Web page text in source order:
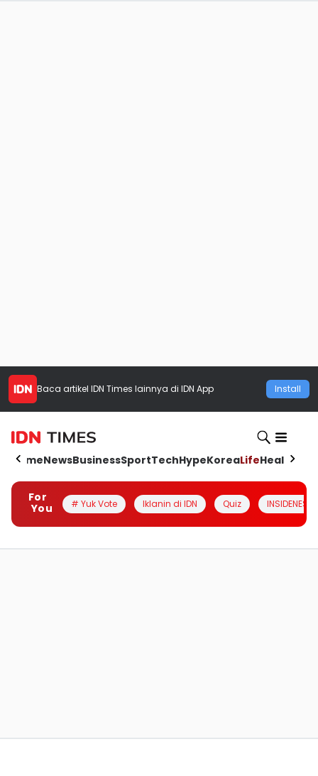
Baca artikel IDN Times lainnya di IDN App Install
HomeNewsBusinessSportTechHypeKoreaLifeHealth
For
You
# Yuk Vote Iklanin di IDN Quiz INSIDENESIA